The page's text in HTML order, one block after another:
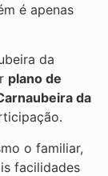
é apenas
da
plano de
da
o familiar,
facilidades